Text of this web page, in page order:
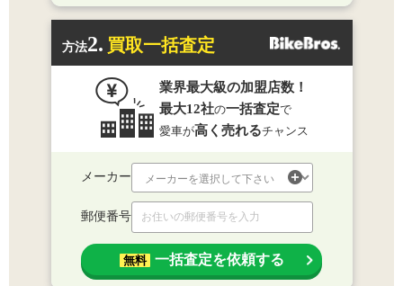
方法2. 買取一括査定
業界最大級の加盟店数！
最大12社の一括査定で
愛車が高く売れるチャンス
メーカー
郵便番号
無料 一括査定を依頼する